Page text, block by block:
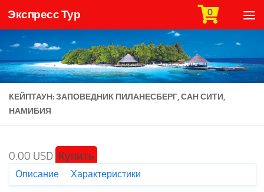
Skip to content
Экспресс Тур 0
КЕЙПТАУН: ЗАПОВЕДНИК ПИЛАНЕСБЕРГ, САН СИТИ,
НАМИБИЯ
0.00 USD Купить
Описание Характеристики